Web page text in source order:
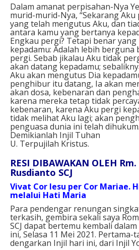
Dalam amanat perpisahan-Nya
murid-murid-Nya, “Sekarang Aku
yang telah mengutus Aku, dan
antara kamu yang bertanya
Engkau pergi? Tetapi benar
kepadamu: Adalah lebih berguna
pergi. Sebab jikalau Aku tidak
akan datang kepadamu;
Aku akan mengutus Dia
penghibur itu datang, Ia akan
akan dosa, kebenaran dan
karena mereka tetap tidak
kebenaran, karena Aku pergi
tidak melihat Aku lagi; akan
penguasa dunia ini telah
Demikianlah Injil Tuhan
U. Terpujilah Kristus.
RESI DIBAWAKAN OLEH
Rusdianto SCJ
Vivat Cor Iesu per Cor Mariae.
melalui Hati Maria
Para pendengar renungan
terkasih, gembira sekali saya
SCJ dapat bertemu kembali
ini, Selasa 11 Mei 2021. Pertama-
dengarkan Injil hari ini, dari Injil